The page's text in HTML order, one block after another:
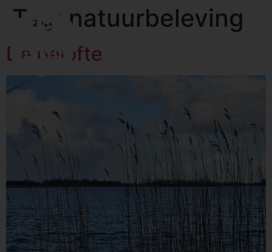
Tag: natuurbeleving
De belofte